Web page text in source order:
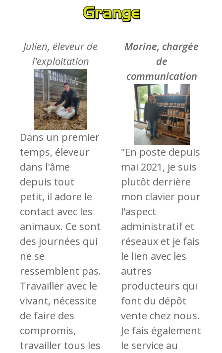
Grange
Marine, chargée
de
communication
"En poste depuis
mai 2021, je suis
plutôt derrière
mon clavier pour
l'aspect
administratif et
réseaux et je fais
le lien avec les
autres
producteurs qui
font du dépôt
vente chez nous.
Je fais également
le service au
Julien, éleveur de
l'exploitation
Dans un premier
temps, éleveur
dans l'âme
depuis tout
petit, il adore le
contact avec les
animaux. Ce sont
des journées qui
ne se
ressemblent pas.
Travailler avec le
vivant, nécessite
de faire des
compromis,
travailler tous les